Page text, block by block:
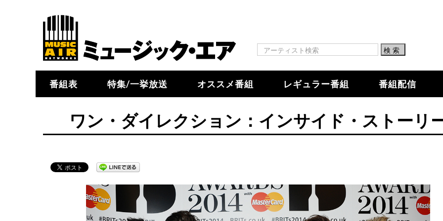
番組表 特集/一挙放送 オススメ番組 レギュラー番組 番組配信
ワン・ダイレクション：インサイド・ストーリ